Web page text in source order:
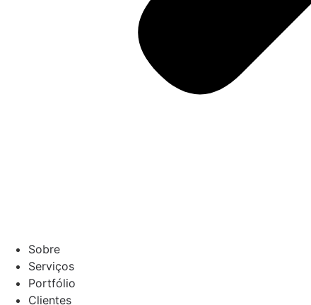
Sobre
Serviços
Portfólio
Clientes